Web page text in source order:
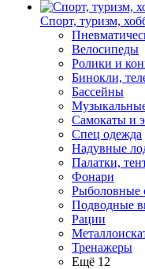
Спорт, туризм,
Велосипеды
Ролики и
Бинокли,
Бассейны
Самокаты и
Спец одежда
Надувные
Палатки,
Фонари
Рыболовные
Подводные
Рации
Тренажеры
Ещё 12